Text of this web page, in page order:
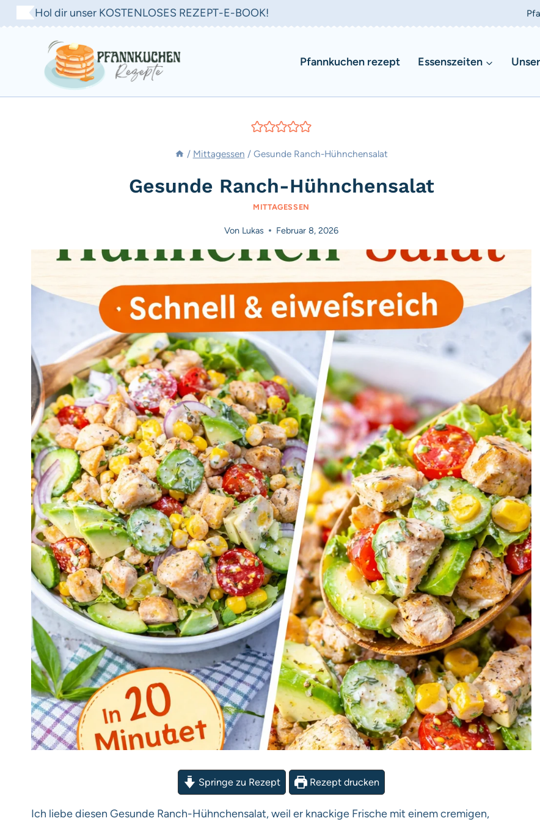
Zum
Inhalt
Hol dir unser KOSTENLOSES REZEPT-E-BOOK!
Pfannkuchen rezept Essenszeiten
/ Mittagessen / Gesunde Ranch-Hühnchensalat
Gesunde Ranch-Hühnchensalat
MITTAGESSEN
Von Lukas Februar 8, 2026
Springe zu Rezept Rezept drucken
Ich liebe diesen Gesunde Ranch-Hühnchensalat, weil er knackige Frische mit einem cremigen,